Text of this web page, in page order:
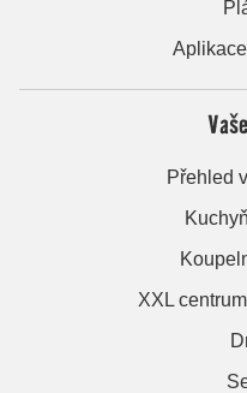
Přehled
XXL